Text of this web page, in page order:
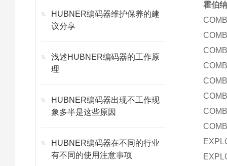
HUBNER编码器维护保养的建
议分享
浅述HUBNER编码器的工作原
理
HUBNER编码器出现不工作现
象多半是这些原因
HUBNER编码器在不同的行业
有不同的使用注意事项
霍伯